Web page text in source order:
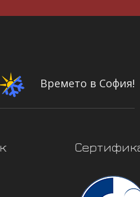
Времето в София!